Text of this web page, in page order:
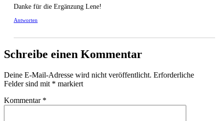
Dan­ke für die Ergän­zung Lene!
Antworten
Schreibe einen Kommentar
Deine E-Mail-Adresse wird nicht veröffentlicht. Erforderliche
Felder sind mit * markiert
Kommentar *